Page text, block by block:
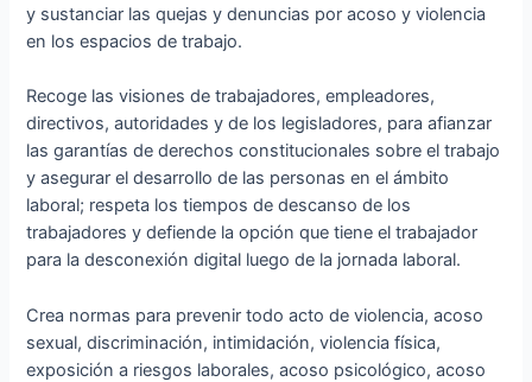
y sustanciar las quejas y denuncias por acoso y violencia
en los espacios de trabajo.
Recoge las visiones de trabajadores, empleadores,
directivos, autoridades y de los legisladores, para afianzar
las garantías de derechos constitucionales sobre el trabajo
y asegurar el desarrollo de las personas en el ámbito
laboral; respeta los tiempos de descanso de los
trabajadores y defiende la opción que tiene el trabajador
para la desconexión digital luego de la jornada laboral.
Crea normas para prevenir todo acto de violencia, acoso
sexual, discriminación, intimidación, violencia física,
exposición a riesgos laborales, acoso psicológico, acoso